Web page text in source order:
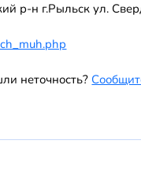
р-н г.Рыльск ул.
неточность?